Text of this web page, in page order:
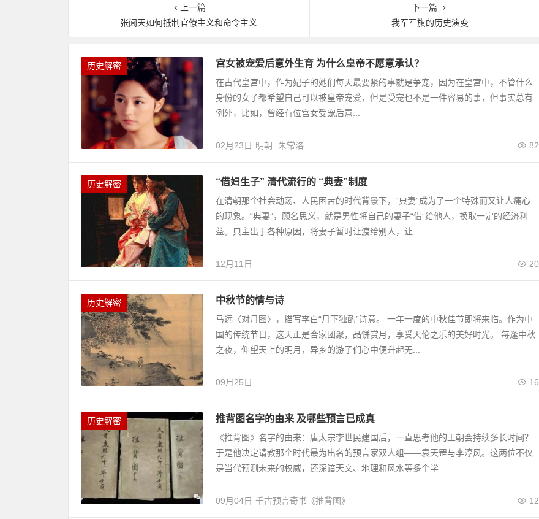
上一篇
张闻天如何抵制官僚主义和命令主义
下一篇
我军军旗的历史演变
历史解密 宫女被宠爱后意外生育 为什么皇帝不愿意承认？
在古代皇宫中，作为妃子的她们每天最要紧的事就是争宠，因为在皇宫中，不管什么
身份的女子都希望自己可以被皇帝宠爱，但是受宠也不是一件容易的事，但事实总有
例外，比如，曾经有位宫女受宠后意...
02月23日 82
明朝 朱常洛
历史解密 “借妇生子” 清代流行的 “典妻”制度
在清朝那个社会动荡、人民困苦的时代背景下，“典妻”成为了一个特殊而又让人痛心
的现象。“典妻”，顾名思义，就是男性将自己的妻子“借”给他人，换取一定的经济利
益。典主出于各种原因，将妻子暂时让渡给别人，让...
12月11日 20
历史解密 中秋节的情与诗
马远〈对月图〉，描写李白“月下独酌”诗意。 一年一度的中秋佳节即将来临。作为中
国的传统节日，这天正是合家团聚，品饼赏月，享受天伦之乐的美好时光。 每逢中秋
之夜，仰望天上的明月，异乡的游子们心中便升起无...
09月25日 16
历史解密 推背图名字的由来 及哪些预言已成真
《推背图》名字的由来：唐太宗李世民建国后，一直思考他的王朝会持续多长时间？
于是他决定请教那个时代最为出名的预言家双人组——袁天罡与李淳风。这两位不仅
是当代预测未来的权威，还深谙天文、地理和风水等多个学...
09月04日 12
千古预言奇书《推背图》